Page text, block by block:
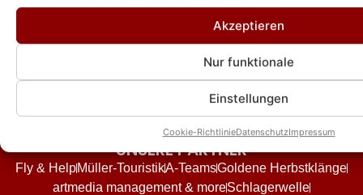
Akzeptieren
Nur funktionale
Einstellungen
Cookie-RichtlinieDatenschutzImpressum
„Sommer-Spaß mit Andy
Premieren und
erwartet Euch in der neuen
„Die große Maus-Show“:
Nächste Ausgabe im
September – mit Beatrice
Egli als Gast!
UNSERE PARTNER
Fly & HelpMüller-TouristikA-TeamsGoldene Herbstklänge
artmedia management & moreSchlagerwelle